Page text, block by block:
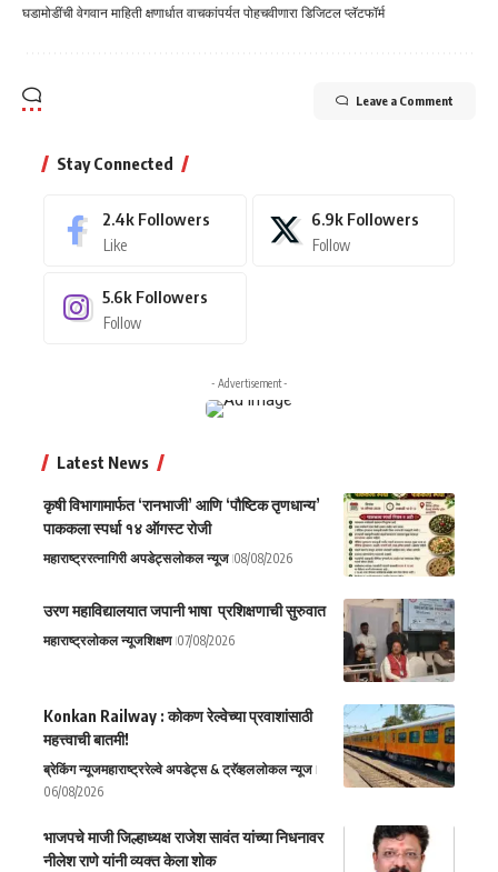
घडामोडींची वेगवान माहिती क्षणार्धात वाचकांपर्यत पोहचवीणारा डिजिटल प्लॅटफॉर्म
Leave a Comment
Stay Connected
2.4k Followers
Like
6.9k Followers
Follow
5.6k Followers
Follow
- Advertisement -
Latest News
कृषी विभागामार्फत ‘रानभाजी’ आणि ‘पौष्टिक तृणधान्य’
पाककला स्पर्धा १४ ऑगस्ट रोजी
महाराष्ट्ररत्नागिरी अपडेट्सलोकल न्यूज 08/08/2026
उरण महाविद्यालयात जपानी भाषा प्रशिक्षणाची सुरुवात
महाराष्ट्रलोकल न्यूजशिक्षण 07/08/2026
Konkan Railway : कोकण रेल्वेच्या प्रवाशांसाठी
महत्त्वाची बातमी!
ब्रेकिंग न्यूजमहाराष्ट्ररेल्वे अपडेट्स & ट्रॅव्हललोकल न्यूज
06/08/2026
भाजपचे माजी जिल्हाध्यक्ष राजेश सावंत यांच्या निधनावर
नीलेश राणे यांनी व्यक्त केला शोक